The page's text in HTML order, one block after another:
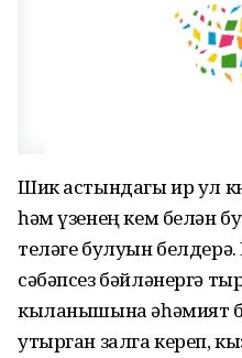
Шик астындагы ир ул
һәм үзенең кем белән
теләге булуын
сәбәпсез бәйләнергә
кыланышына әһәмият
утырган залга кереп,